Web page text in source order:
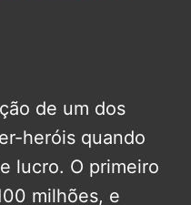
de um dos
heróis quando
lucro. O primeiro
milhões, e